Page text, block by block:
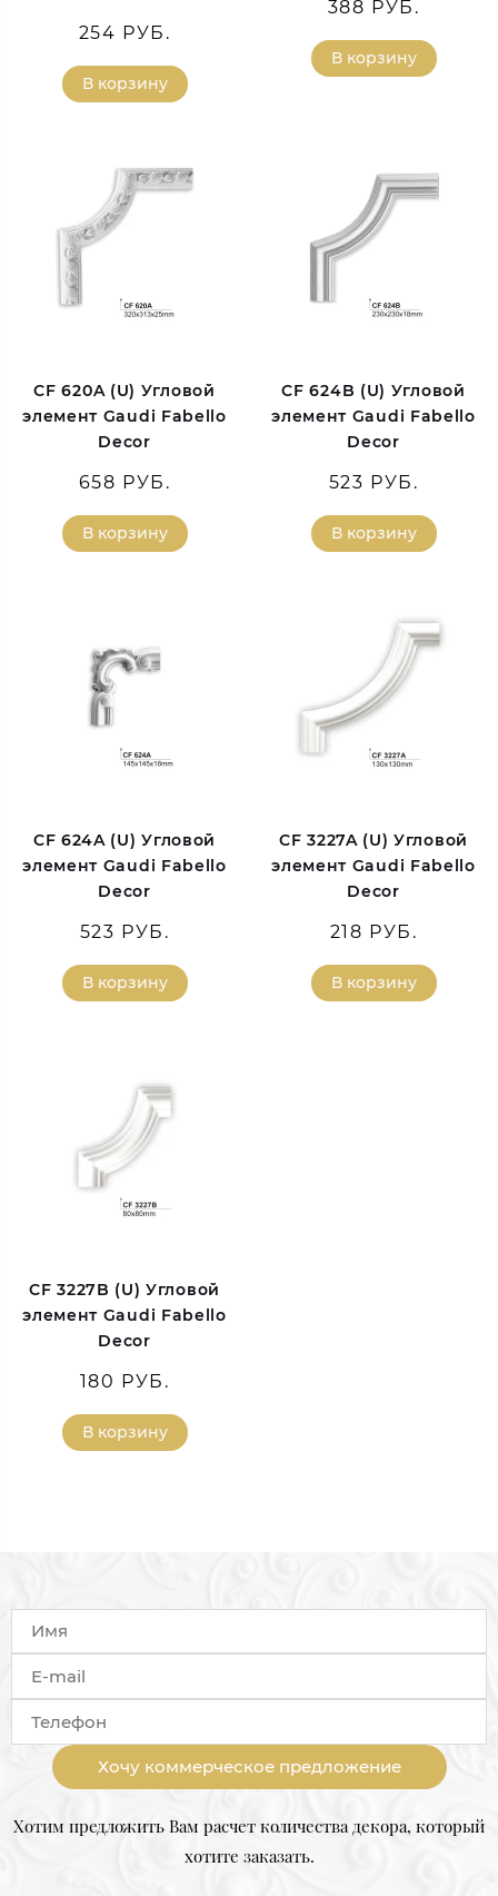
254 РУБ.
В корзину
388 РУБ.
В корзину
CF 620A (U) Угловой
элемент Gaudi Fabello
Decor
658 РУБ.
В корзину
CF 624B (U) Угловой
элемент Gaudi Fabello
Decor
523 РУБ.
В корзину
CF 624A (U) Угловой
элемент Gaudi Fabello
Decor
523 РУБ.
В корзину
CF 3227A (U) Угловой
элемент Gaudi Fabello
Decor
218 РУБ.
В корзину
CF 3227B (U) Угловой
элемент Gaudi Fabello
Decor
180 РУБ.
В корзину
Хочу коммерческое предложение
Хотим предложить Вам расчет количества декора, который
хотите заказать.